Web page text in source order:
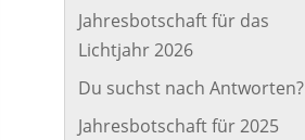
Jahresbotschaft für das
Lichtjahr 2026
Du suchst nach Antworten?
Jahresbotschaft für 2025